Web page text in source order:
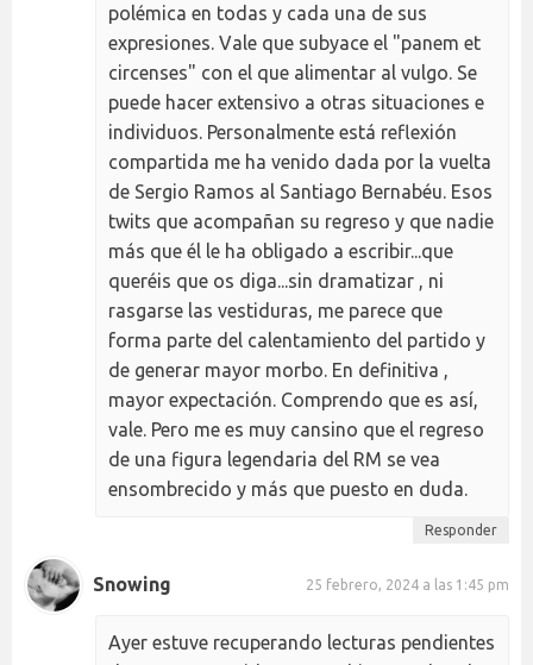
polémica en todas y cada una de sus
expresiones. Vale que subyace el "panem et
circenses" con el que alimentar al vulgo. Se
puede hacer extensivo a otras situaciones e
individuos. Personalmente está reflexión
compartida me ha venido dada por la vuelta
de Sergio Ramos al Santiago Bernabéu. Esos
twits que acompañan su regreso y que nadie
más que él le ha obligado a escribir...que
queréis que os diga...sin dramatizar , ni
rasgarse las vestiduras, me parece que
forma parte del calentamiento del partido y
de generar mayor morbo. En definitiva ,
mayor expectación. Comprendo que es así,
vale. Pero me es muy cansino que el regreso
de una figura legendaria del RM se vea
ensombrecido y más que puesto en duda.
Responder
Snowing 25 febrero, 2024 a las 1:45 pm
Ayer estuve recuperando lecturas pendientes